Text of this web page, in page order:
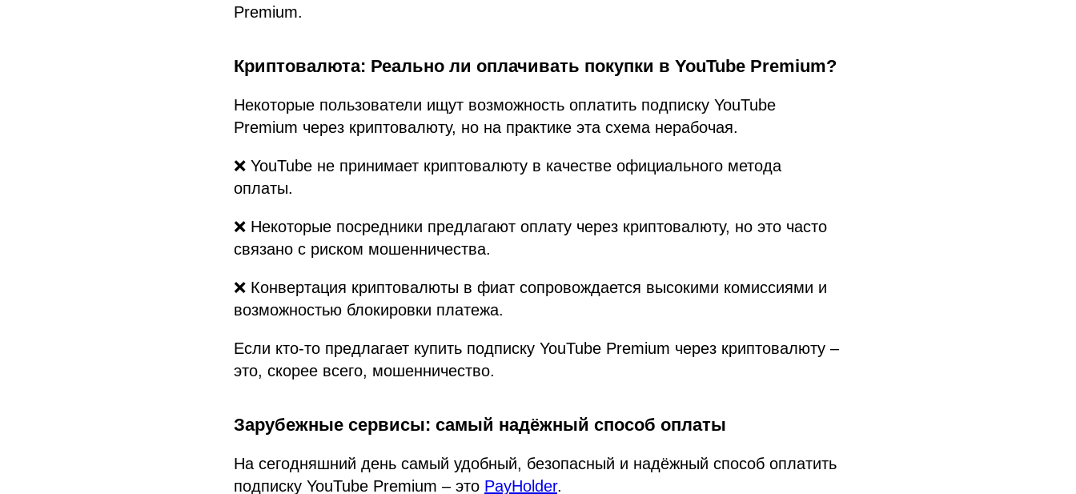
Premium.
Криптовалюта: Реально ли оплачивать покупки в YouTube Premium?
Некоторые пользователи ищут возможность оплатить подписку YouTube
Premium через криптовалюту, но на практике эта схема нерабочая.
❌ YouTube не принимает криптовалюту в качестве официального метода
оплаты.
❌ Некоторые посредники предлагают оплату через криптовалюту, но это часто
связано с риском мошенничества.
❌ Конвертация криптовалюты в фиат сопровождается высокими комиссиями и
возможностью блокировки платежа.
Если кто-то предлагает купить подписку YouTube Premium через криптовалюту –
это, скорее всего, мошенничество.
Зарубежные сервисы: самый надёжный способ оплаты
На сегодняшний день самый удобный, безопасный и надёжный способ оплатить
подписку YouTube Premium – это PayHolder.